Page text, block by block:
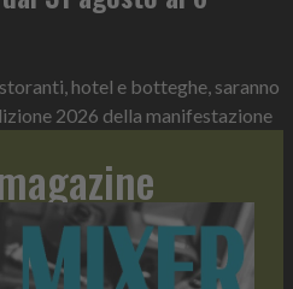
hotel e botteghe, saranno
2026 della manifestazione